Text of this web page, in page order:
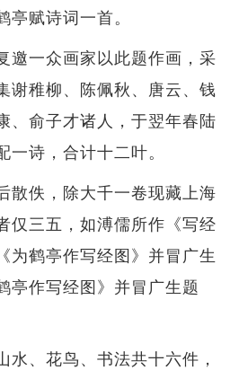
赋诗词一首。
邀一众画家以此题作画，采
谢稚柳、陈佩秋、唐云、钱
、俞子才诸人，于翌年春陆
诗，合计十二叶。
散佚，除大千一卷现藏上海
仅三五，如溥儒所作《写经
为鹤亭作写经图》并冒广生
亭作写经图》并冒广生题
水、花鸟、书法共十六件，